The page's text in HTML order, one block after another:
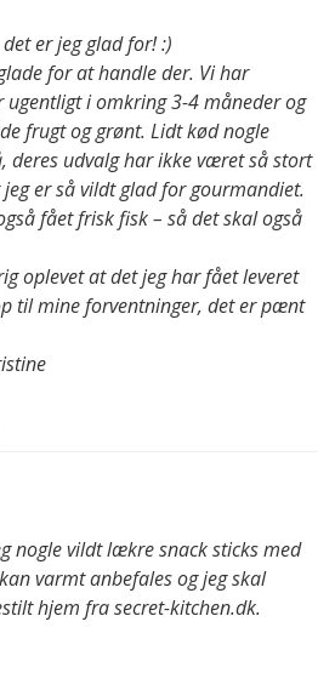
er jeg glad for! :)
for at handle der. Vi har
ugentligt i omkring 3-4 måneder og
frugt og grønt. Lidt kød nogle
deres udvalg har ikke været så stort
er så vildt glad for gourmandiet.
fået frisk fisk – så det skal også
oplevet at det jeg har fået leveret
til mine forventninger, det er pænt
nogle vildt lækre snack sticks med
varmt anbefales og jeg skal
hjem fra secret-kitchen.dk.